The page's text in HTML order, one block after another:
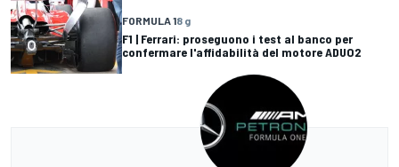
FORMULA 18 g
F1 | Ferrari: proseguono i test al banco per
confermare l'affidabilità del motore ADUO2